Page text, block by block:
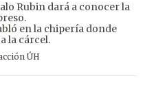
Rubin dará a conocer la
en la chipería donde
la cárcel.
ÚH